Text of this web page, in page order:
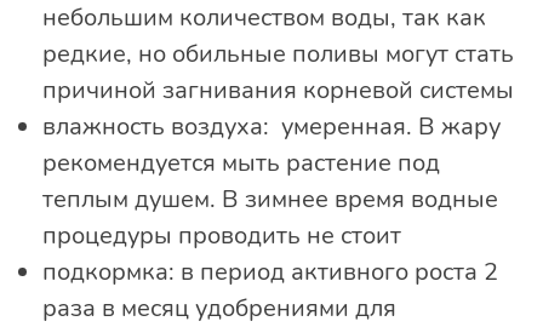
небольшим количеством воды, так как
редкие, но обильные поливы могут стать
причиной загнивания корневой системы
влажность воздуха: умеренная. В жару
рекомендуется мыть растение под
теплым душем. В зимнее время водные
процедуры проводить не стоит
подкормка: в период активного роста 2
раза в месяц удобрениями для